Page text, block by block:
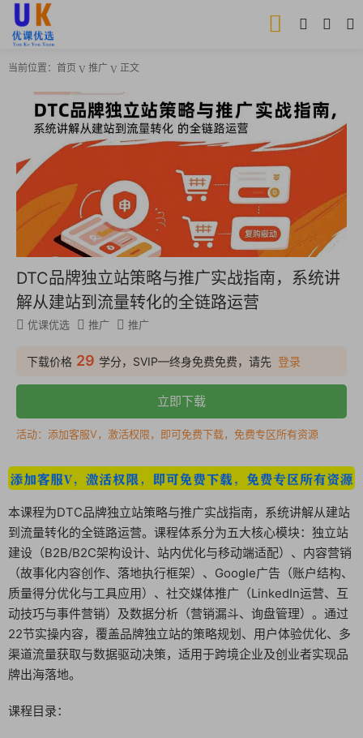
当前位置： 首页 推广 正文
DTC品牌独立站策略与推广实战指南，系统讲
解从建站到流量转化的全链路运营
优课优选 推广 推广
下载价格 29 学分，SVIP—终身免费免费，请先 登录
立即下载
活动：添加客服V，激活权限，即可免费下载，免费专区所有资源
本课程为DTC品牌独立站策略与推广实战指南，系统讲解从建站
到流量转化的全链路运营。课程体系分为五大核心模块：独立站
建设（B2B/B2C架构设计、站内优化与移动端适配）、内容营销
（故事化内容创作、落地执行框架）、Google广告（账户结构、
质量得分优化与工具应用）、社交媒体推广（LinkedIn运营、互
动技巧与事件营销）及数据分析（营销漏斗、询盘管理）。通过
22节实操内容，覆盖品牌独立站的策略规划、用户体验优化、多
渠道流量获取与数据驱动决策，适用于跨境企业及创业者实现品
牌出海落地。
课程目录：